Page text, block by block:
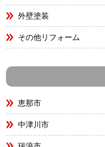
外壁塗装
その他リフォーム
恵那市
中津川市